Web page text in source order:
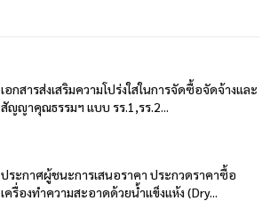
เอกสารส่งเสริมความโปร่งใสในการจัดซื้อจัดจ้างและ
สัญญาคุณธรรมฯ แบบ รร.1,รร.2...
ประกาศผู้ชนะการเสนอราคา ประกวดราคาซื้อ
เครื่องทำความสะอาดด้วยน้ำแข็งแห้ง (Dry...